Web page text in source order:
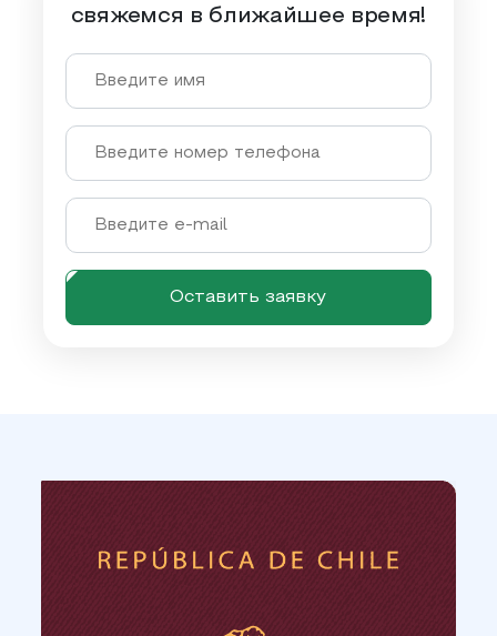
свяжемся в ближайшее время!
Оставить заявку